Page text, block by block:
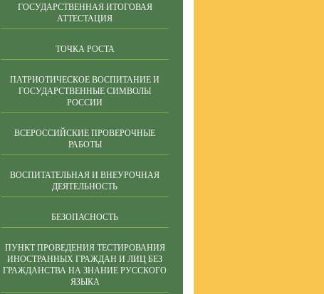
ГОСУДАРСТВЕННАЯ ИТОГОВАЯ
АТТЕСТАЦИЯ
ТОЧКА РОСТА
ПАТРИОТИЧЕСКОЕ ВОСПИТАНИЕ И
ГОСУДАРСТВЕННЫЕ СИМВОЛЫ
РОССИИ
ВСЕРОССИЙСКИЕ ПРОВЕРОЧНЫЕ
РАБОТЫ
ВОСПИТАТЕЛЬНАЯ И ВНЕУРОЧНАЯ
ДЕЯТЕЛЬНОСТЬ
БЕЗОПАСНОСТЬ
ПУНКТ ПРОВЕДЕНИЯ ТЕСТИРОВАНИЯ
ИНОСТРАННЫХ ГРАЖДАН И ЛИЦ БЕЗ
ГРАЖДАНСТВА НА ЗНАНИЕ РУССКОГО
ЯЗЫКА